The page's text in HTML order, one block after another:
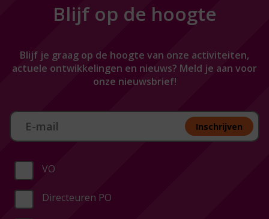
Blijf op de hoogte
Blijf je graag op de hoogte van onze activiteiten,
actuele ontwikkelingen en nieuws? Meld je aan voor
onze nieuwsbrief!
Aan melden nieuwsbrief Inschrijven
VO
Directeuren PO